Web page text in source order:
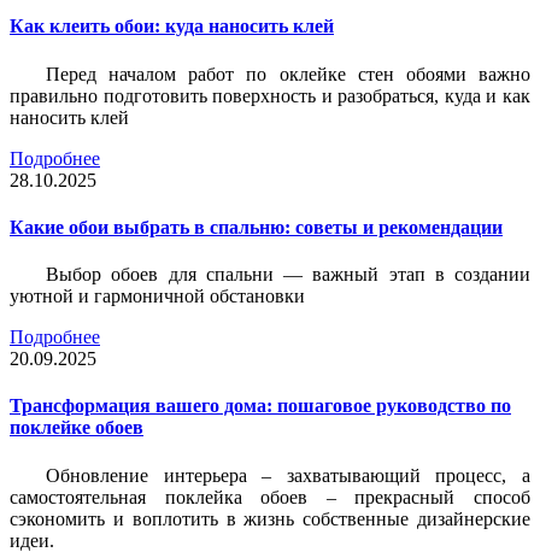
Как клеить обои: куда наносить клей
Перед началом работ по оклейке стен обоями важно
правильно подготовить поверхность и разобраться, куда и как
наносить клей
Подробнее
28.10.2025
Какие обои выбрать в спальню: советы и рекомендации
Выбор обоев для спальни — важный этап в создании
уютной и гармоничной обстановки
Подробнее
20.09.2025
Трансформация вашего дома: пошаговое руководство по
поклейке обоев
Обновление интерьера – захватывающий процесс, а
самостоятельная поклейка обоев – прекрасный способ
сэкономить и воплотить в жизнь собственные дизайнерские
идеи.